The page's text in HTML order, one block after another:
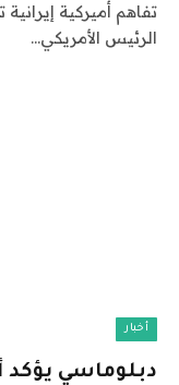
تفاهم أميركية
الرئيس الأمريكي…
أخبار
دبلوماسي يؤكد